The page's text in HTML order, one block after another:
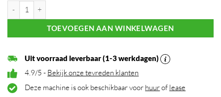
Meijer SR750C schrobmachine aantal
TOEVOEGEN AAN WINKELWAGEN
Uit voorraad leverbaar (1-3 werkdagen)
4.9/5 - Bekijk onze tevreden klanten
Deze machine is ook beschikbaar voor huurof lease